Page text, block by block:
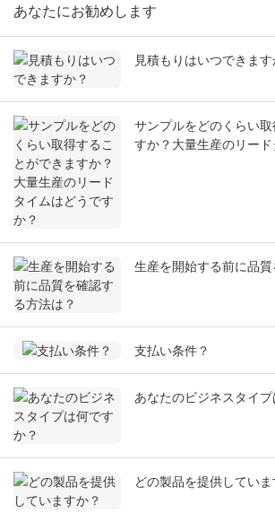
あなたにお勧めします
見積もりはいつできます
サンプルをどのくらい
すか？大量生産のリー
生産を開始する前に品
支払い条件？
あなたのビジネスタイプ
どの製品を提供していま